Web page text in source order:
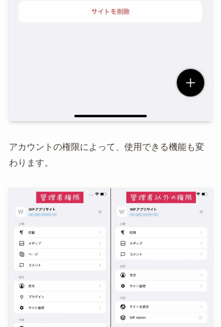
アカウントの権限によって、使用できる機能も変
わります。